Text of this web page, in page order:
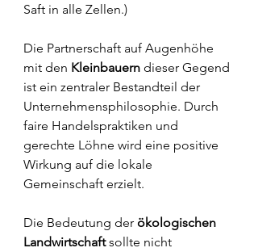
Saft in alle Zellen.)
Die Partnerschaft auf Augenhöhe
mit den Kleinbauern dieser Gegend
ist ein zentraler Bestandteil der
Unternehmensphilosophie. Durch
faire Handelspraktiken und
gerechte Löhne wird eine positive
Wirkung auf die lokale
Gemeinschaft erzielt.
Die Bedeutung der ökologischen
Landwirtschaft sollte nicht